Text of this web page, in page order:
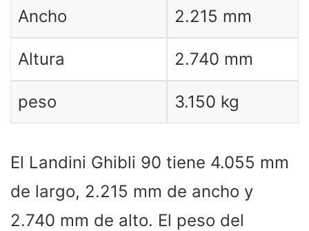
Ancho 2.215 mm
Altura 2.740 mm
peso 3.150 kg
El Landini Ghibli 90 tiene 4.055 mm
de largo, 2.215 mm de ancho y
2.740 mm de alto. El peso del